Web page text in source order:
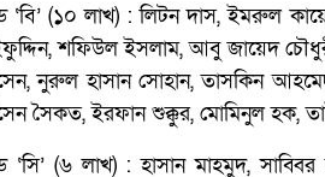
‘বি’ (১০ লাখ) : লিটন দাস, ইমরুল
শফিউল ইসলাম, আবু জায়েদ
নুরুল হাসান সোহান, তাসকিন
সৈকত, ইরফান শুক্কুর, মোমিনুল হক,
‘সি’ (৬ লাখ) : হাসান মাহমুদ,